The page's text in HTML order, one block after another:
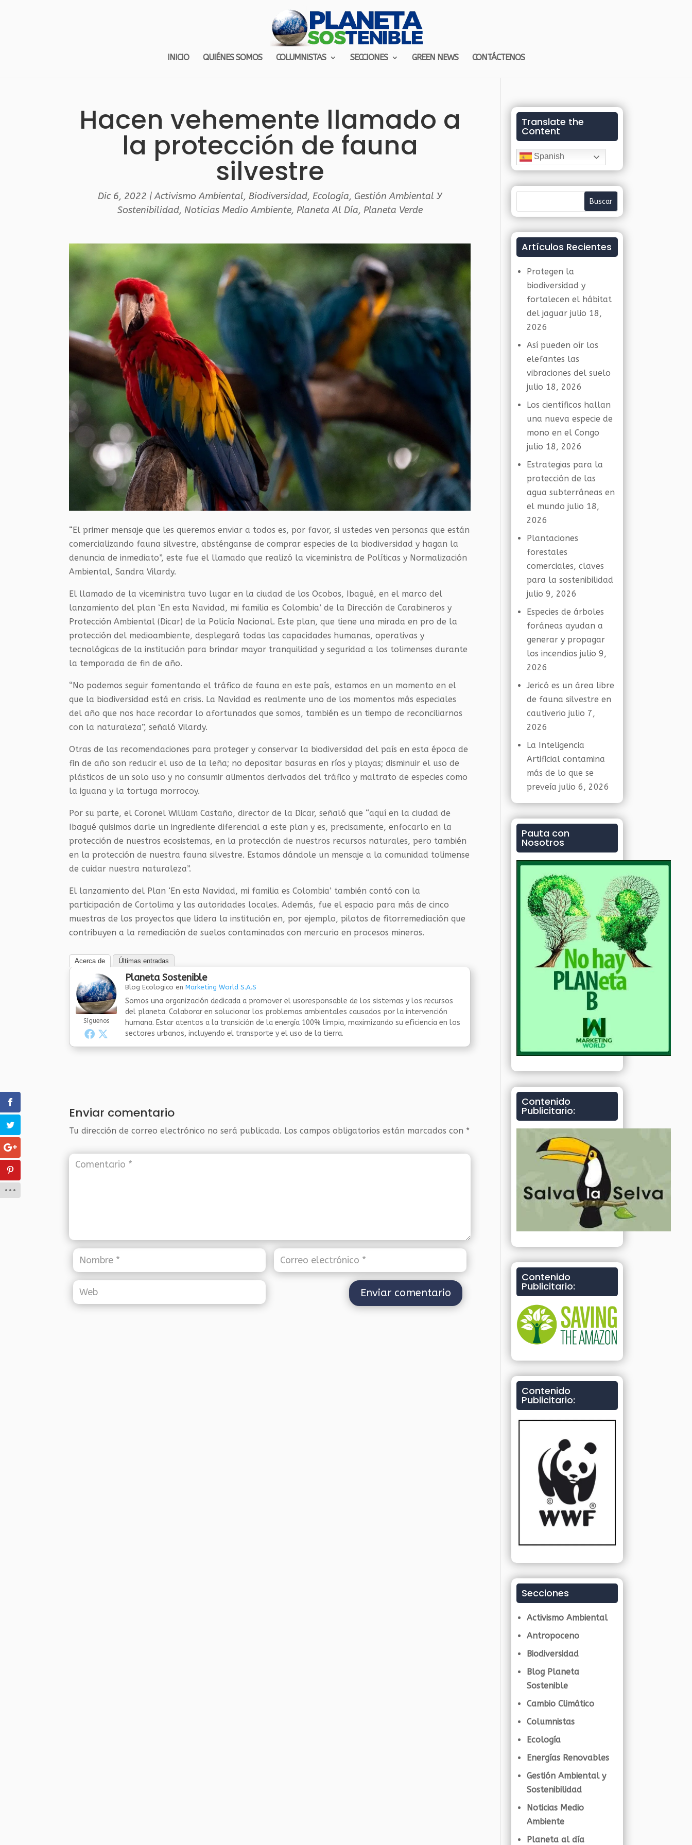
INICIO QUIÉNES SOMOS COLUMNISTAS SECCIONES GREEN NEWS CONTÁCTENOS
Hacen vehemente llamado a
la protección de fauna
silvestre
Dic 6, 2022 |Activismo Ambiental, Biodiversidad,Ecología, Gestión Ambiental Y
Sostenibilidad, Noticias Medio Ambiente, Planeta Al Día, Planeta Verde
“El primer mensaje que les queremos enviar a todos es, por favor, si ustedes ven personas que están
comercializando fauna silvestre, absténganse de comprar especies de la biodiversidad y hagan la
denuncia de inmediato”, este fue el llamado que realizó la viceministra de Políticas y Normalización
Ambiental, Sandra Vilardy.
El llamado de la viceministra tuvo lugar en la ciudad de los Ocobos, Ibagué, en el marco del
lanzamiento del plan ‘En esta Navidad, mi familia es Colombia’ de la Dirección de Carabineros y
Protección Ambiental (Dicar) de la Policía Nacional. Este plan, que tiene una mirada en pro de la
protección del medioambiente, desplegará todas las capacidades humanas, operativas y
tecnológicas de la institución para brindar mayor tranquilidad y seguridad a los tolimenses durante
la temporada de fin de año.
“No podemos seguir fomentando el tráfico de fauna en este país, estamos en un momento en el
que la biodiversidad está en crisis. La Navidad es realmente uno de los momentos más especiales
del año que nos hace recordar lo afortunados que somos, también es un tiempo de reconciliarnos
con la naturaleza”, señaló Vilardy.
Otras de las recomendaciones para proteger y conservar la biodiversidad del país en esta época de
fin de año son reducir el uso de la leña; no depositar basuras en ríos y playas; disminuir el uso de
plásticos de un solo uso y no consumir alimentos derivados del tráfico y maltrato de especies como
la iguana y la tortuga morrocoy.
Por su parte, el Coronel William Castaño, director de la Dicar, señaló que “aquí en la ciudad de
Ibagué quisimos darle un ingrediente diferencial a este plan y es, precisamente, enfocarlo en la
protección de nuestros ecosistemas, en la protección de nuestros recursos naturales, pero también
en la protección de nuestra fauna silvestre. Estamos dándole un mensaje a la comunidad tolimense
de cuidar nuestra naturaleza”.
El lanzamiento del Plan ‘En esta Navidad, mi familia es Colombia’ también contó con la
participación de Cortolima y las autoridades locales. Además, fue el espacio para más de cinco
muestras de los proyectos que lidera la institución en, por ejemplo, pilotos de fitorremediación que
contribuyen a la remediación de suelos contaminados con mercurio en procesos mineros.
Acerca de Últimas entradas
Síguenos
Planeta Sostenible
Blog Ecologico enMarketing World S.A.S
Somos una organización dedicada a promover el usoresponsable de los sistemas y los recursos
del planeta. Colaborar en solucionar los problemas ambientales causados por la intervención
humana. Estar atentos a la transición de la energía 100% limpia, maximizando su eficiencia en los
sectores urbanos, incluyendo el transporte y el uso de la tierra.
Enviar comentario
Tu dirección de correo electrónico no será publicada. Los campos obligatorios están marcados con *
Translate the
Content
Spanish
Artículos Recientes
Protegen la
biodiversidad y
fortalecen el hábitat
del jaguar julio 18,
2026
Así pueden oír los
elefantes las
vibraciones del suelo
julio 18, 2026
Los científicos hallan
una nueva especie de
mono en el Congo
julio 18, 2026
Estrategias para la
protección de las
agua subterráneas en
el mundo julio 18,
2026
Plantaciones
forestales
comerciales, claves
para la sostenibilidad
julio 9, 2026
Especies de árboles
foráneas ayudan a
generar y propagar
los incendios julio 9,
2026
Jericó es un área libre
de fauna silvestre en
cautiverio julio 7,
2026
La Inteligencia
Artificial contamina
más de lo que se
preveía julio 6, 2026
Pauta con
Nosotros
Contenido
Publicitario:
Contenido
Publicitario:
Contenido
Publicitario:
Secciones
Activismo Ambiental
Antropoceno
Biodiversidad
Blog Planeta
Sostenible
Cambio Climático
Columnistas
Ecología
Energías Renovables
Gestión Ambiental y
Sostenibilidad
Noticias Medio
Ambiente
Planeta al día